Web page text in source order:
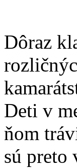
Dôraz
Deti v
ňom
sú preto